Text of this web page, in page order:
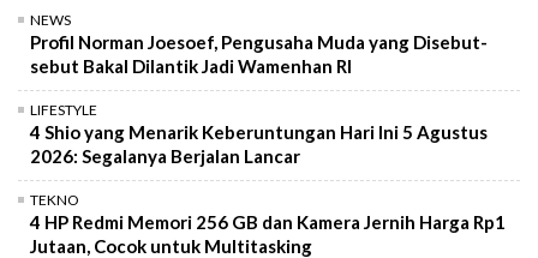
NEWS
Profil Norman Joesoef, Pengusaha Muda yang Disebut-
sebut Bakal Dilantik Jadi Wamenhan RI
LIFESTYLE
4 Shio yang Menarik Keberuntungan Hari Ini 5 Agustus
2026: Segalanya Berjalan Lancar
TEKNO
4 HP Redmi Memori 256 GB dan Kamera Jernih Harga Rp1
Jutaan, Cocok untuk Multitasking